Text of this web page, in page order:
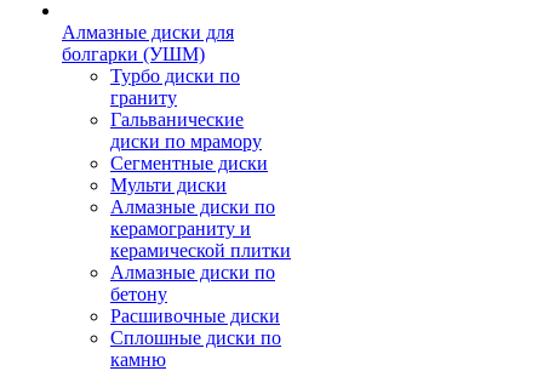
Алмазные диски для
болгарки (УШМ)
Турбо диски по
граниту
Гальванические
диски по мрамору
Сегментные диски
Мульти диски
Алмазные диски по
керамограниту и
керамической плитки
Алмазные диски по
бетону
Расшивочные диски
Сплошные диски по
камню